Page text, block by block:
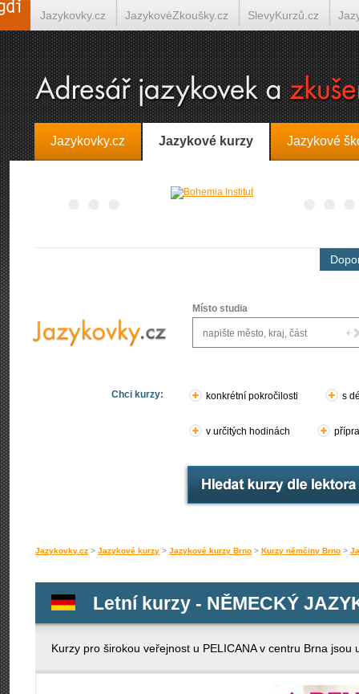
Jazykovky.cz Jazykové kurzy Jazykové
Místo studia
Chci kurzy: konkrétní pokročilosti s
v určitých hodinách
Jazykovky.cz > Jazykové kurzy > Jazykové kurzy Brno > Kurzy němčiny Brno >
Letní kurzy - NĚMECKÝ
Kurzy pro širokou veřejnost u PELICANA v centru Brna
Jazykovky.cz JazykovéZkoušky.cz SlevyKurzů.cz
Španělština on-line Italština on-line Tlumočení-